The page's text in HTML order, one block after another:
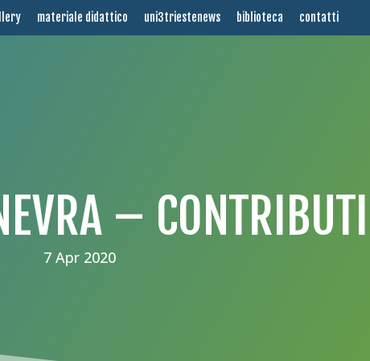
materiale didattico uni3triestenews biblioteca contatti
– CONTRIBUTI
7 Apr 2020